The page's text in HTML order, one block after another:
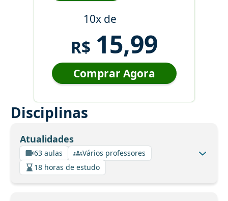
10x de
R$ 15,99
Comprar Agora
Disciplinas
Atualidades
63 aulas
Vários professores
18 horas de estudo